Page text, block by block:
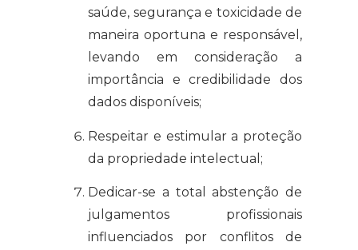
saúde, segurança e toxicidade de
maneira oportuna e responsável,
levando em consideração a
importância e credibilidade dos
dados disponíveis;
Respeitar e estimular a proteção
da propriedade intelectual;
Dedicar-se a total abstenção de
julgamentos profissionais
influenciados por conflitos de